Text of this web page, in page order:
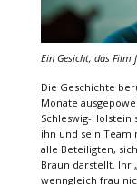
Ein Gesicht, das
Die Geschichte
Monate
Schleswig-Holstein
ihn und sein Team
alle Beteiligten,
Braun darstellt. Ihr
wenngleich frau